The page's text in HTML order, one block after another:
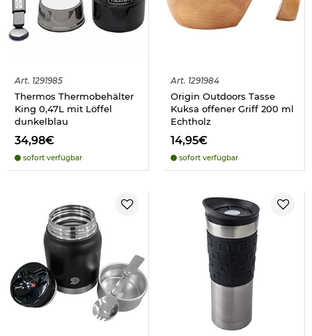
Art. 1291985
Thermos Thermobehälter
King 0,47L mit Löffel
dunkelblau
34,98€
sofort verfügbar
Art. 1291984
Origin Outdoors Tasse
Kuksa offener Griff 200 ml
Echtholz
14,95€
sofort verfügbar